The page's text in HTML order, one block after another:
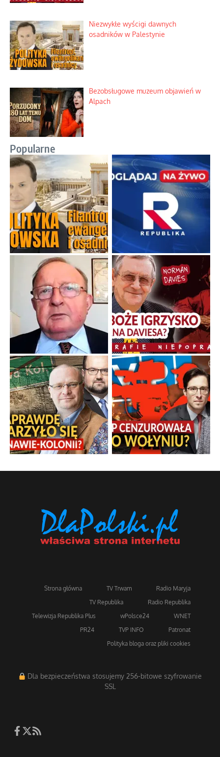
Niezwykłe wyścigi dawnych
osadników w Palestynie
Bezobsługowe muzeum objawień w
Alpach
Popularne
Strona główna TV Trwam
Radio Maryja
TV Republika
Radio Republika
Telewizja Republika Plus
wPolsce24
WNET
PR24
TVP INFO
Patronat
Polityka bloga oraz pliki cookies
Dla bezpieczeństwa stosujemy 256-bitowe szyfrowanie
SSL